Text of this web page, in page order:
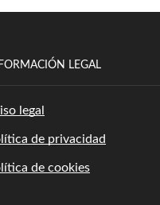
LEGAL
legal
de privacidad
de cookies